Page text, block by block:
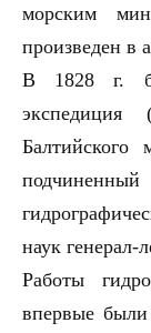
морским
произведен в
В 1828 г.
экспедиция
наук
Работы
впервые